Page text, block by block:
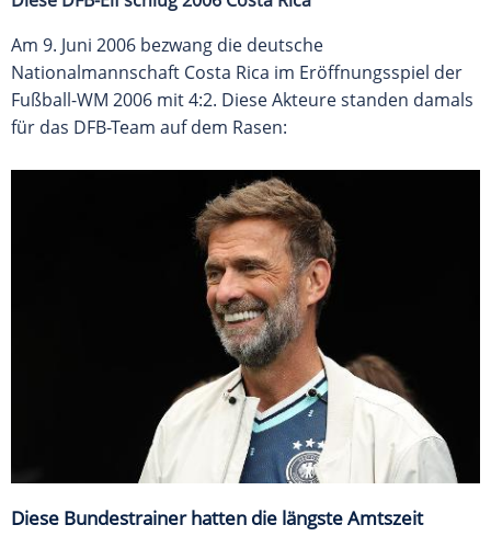
Am 9. Juni 2006 bezwang die deutsche
Nationalmannschaft Costa Rica im Eröffnungsspiel der
Fußball-WM 2006 mit 4:2. Diese Akteure standen damals
für das DFB-Team auf dem Rasen:
Diese Bundestrainer hatten die längste Amtszeit